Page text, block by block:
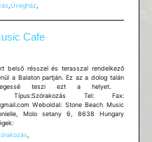
, Üvegház,
Cafe
belső résszel és terasszal rendelkező
a Balaton partján. Ez az a dolog talán
teszi ezt a helyet.
Típus:Szórakozás Tel: Fax:
Weboldal: Stone Beach Music
Molo setany 6, 8638 Hungary
,